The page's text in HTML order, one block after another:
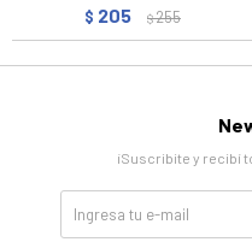
$ 205 $255
¡Suscribite y recibí